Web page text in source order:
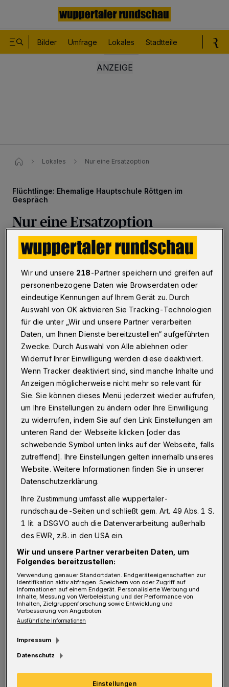
Bilder Umfrage Lokales Stadtteile
Lokales Nur eine Ersatzoption
Flüchtlinge: Ehemalige Hauptschule Röttgen im
Gespräch
Nur eine Ersatzoption
Wupperal · Die Belegung der Dreifach-Sporthallen auf
Küllenhahn und in Ronsdorf mit Flüchtlingen ist bald
Geschichte. Die Stadt rechnet eher nicht mit weiteren
Notzuweisungen, will für den Fall der Fälle aber neue
Optionen schaffen — unter anderem in der ehemaligen
Hauptschule Röttgen.
18.10.2015 , 16:59 Uhr
Von Roderich Trapp
F lüchtlinge in schlecht geheizten Zelten
auf Matschgrundstücken — diese täglich
durch die Nachrichtensender flimmernden
Bilder gibt es aus Wuppertal nicht, weil die
Stadt rechtzeitig auf die sich abzeichnenden
Zuweisungen des Landes reagiert hat. Unter
anderem mit den Notunterkünften in zwei
Dreifach-Sporthallen. Die werden jetzt
(Küllenhahn) durch die Ersatzlösung auf dem
Belzer-Gelände und in Kürze (Ronsdorf) durch
den Umzug der Flüchtlinge in die ehemalige
"Da sich weitere Zuweisungen auch daran
Wir und unsere 218-Partner speichern und greifen auf
personenbezogene Daten wie Browserdaten oder
eindeutige Kennungen auf Ihrem Gerät zu. Durch
Auswahl von OK aktivieren Sie Tracking-Technologien
für die unter „Wir und unsere Partner verarbeiten
Daten, um Ihnen Dienste bereitzustellen“ aufgeführten
Zwecke. Durch Auswahl von Alle ablehnen oder
Widerruf Ihrer Einwilligung werden diese deaktiviert.
Wenn Tracker deaktiviert sind, sind manche Inhalte und
Anzeigen möglicherweise nicht mehr so relevant für
Sie. Sie können dieses Menü jederzeit wieder aufrufen,
um Ihre Einstellungen zu ändern oder Ihre Einwilligung
zu widerrufen, indem Sie auf den Link Einstellungen am
unteren Rand der Webseite klicken [oder das
schwebende Symbol unten links auf der Webseite, falls
zutreffend]. Ihre Einstellungen gelten innerhalb unseres
Website. Weitere Informationen finden Sie in unserer
Datenschutzerklärung.
Ihre Zustimmung umfasst alle wuppertaler-
rundschau.de-Seiten und schließt gem. Art. 49 Abs. 1 S.
1 lit. a DSGVO auch die Datenverarbeitung außerhalb
des EWR, z.B. in den USA ein.
Wir und unsere Partner verarbeiten Daten, um
Folgendes bereitzustellen:
Verwendung genauer Standortdaten. Endgeräteeigenschaften zur
Identifikation aktiv abfragen. Speichern von oder Zugriff auf
Informationen auf einem Endgerät. Personalisierte Werbung und
Inhalte, Messung von Werbeleistung und der Performance von
Inhalten, Zielgruppenforschung sowie Entwicklung und
Verbesserung von Angeboten.
Ausführliche Informationen
Impressum
Datenschutz
Einstellungen